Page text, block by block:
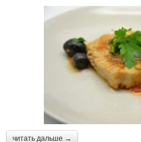
читать дальше →